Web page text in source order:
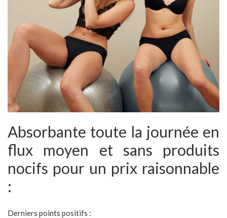
Absorbante toute la journée en
flux moyen et sans produits
nocifs pour un prix raisonnable
:
Derniers points positifs :